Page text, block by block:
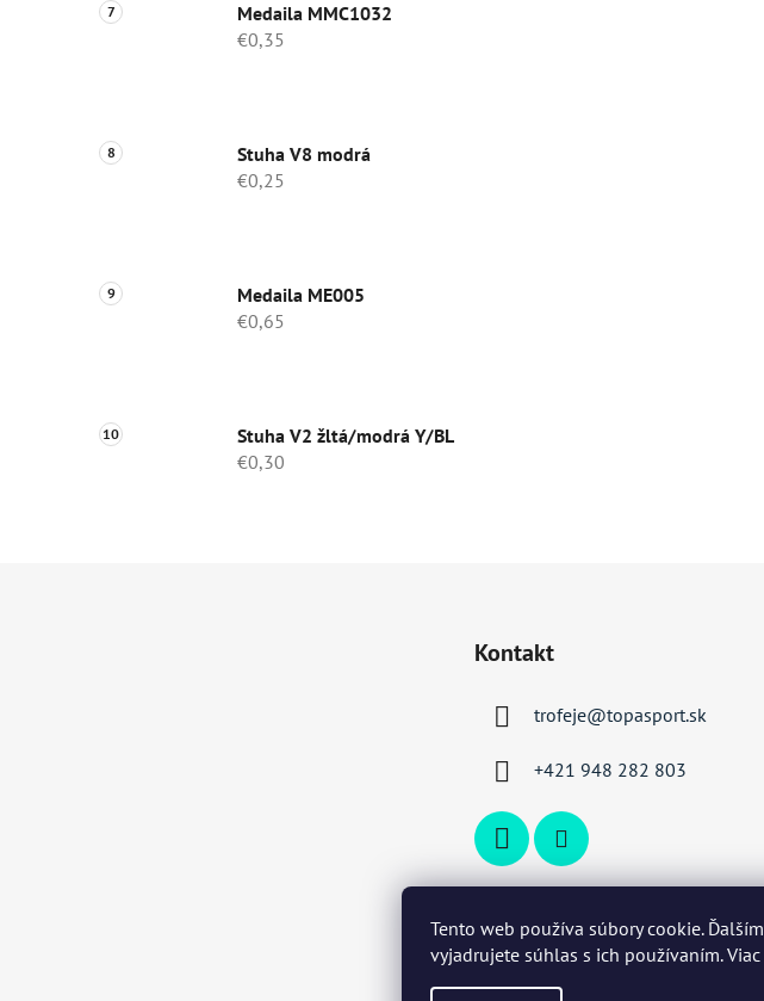
Tento web používa súbory cookie.
vyjadrujete súhlas s ich používaním.
Medaila MMC1032
€0,35
Stuha V8 modrá
€0,25
Medaila ME005
€0,65
Stuha V2 žltá/modrá Y/BL
€0,30
Kontakt
trofeje@topasport.sk
+421 948 282 803